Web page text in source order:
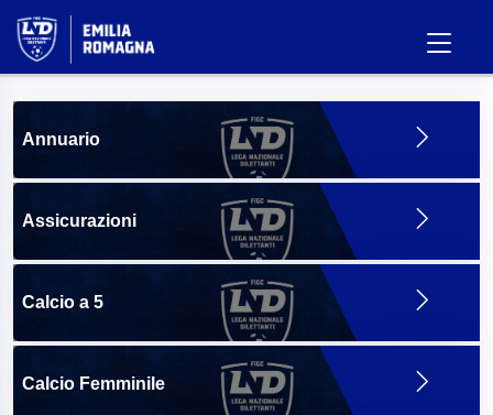
Annuario
Assicurazioni
Calcio a 5
Calcio Femminile